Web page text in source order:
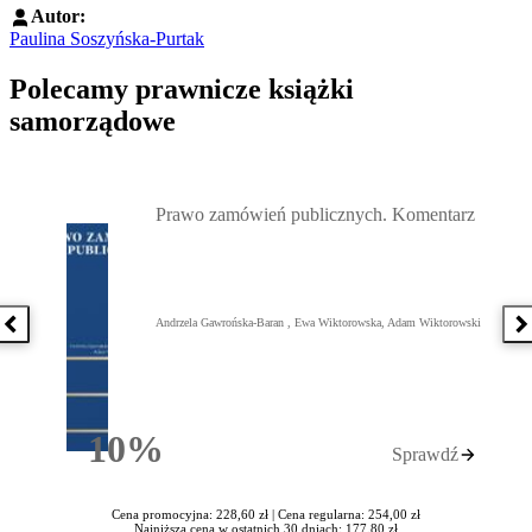
Autor:
Paulina Soszyńska-Purtak
Polecamy prawnicze książki
samorządowe
Poprzednia książka
10%Rabatu
Prawo zamówień publicznych. Komentarz
Andrzela Gawrońska-Baran , Ewa Wiktorowska, Adam Wiktorowski
Sprawdź
Cena promocyjna: 228,60 zł | Cena regularna: 254,00 zł
Najniższa cena w ostatnich 30 dniach: 177,80 zł